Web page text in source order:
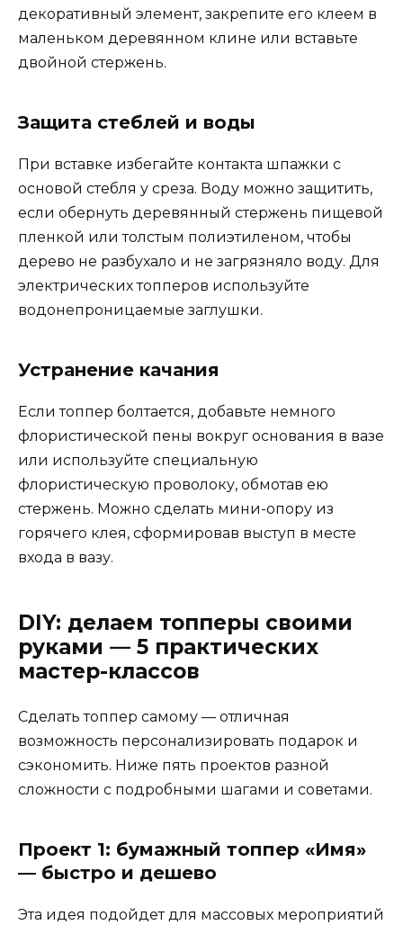
декоративный элемент, закрепите его клеем в
маленьком деревянном клине или вставьте
двойной стержень.
Защита стеблей и воды
При вставке избегайте контакта шпажки с
основой стебля у среза. Воду можно защитить,
если обернуть деревянный стержень пищевой
пленкой или толстым полиэтиленом, чтобы
дерево не разбухало и не загрязняло воду. Для
электрических топперов используйте
водонепроницаемые заглушки.
Устранение качания
Если топпер болтается, добавьте немного
флористической пены вокруг основания в вазе
или используйте специальную
флористическую проволоку, обмотав ею
стержень. Можно сделать мини-опору из
горячего клея, сформировав выступ в месте
входа в вазу.
DIY: делаем топперы своими
руками — 5 практических
мастер-классов
Сделать топпер самому — отличная
возможность персонализировать подарок и
сэкономить. Ниже пять проектов разной
сложности с подробными шагами и советами.
Проект 1: бумажный топпер «Имя»
— быстро и дешево
Эта идея подойдет для массовых мероприятий